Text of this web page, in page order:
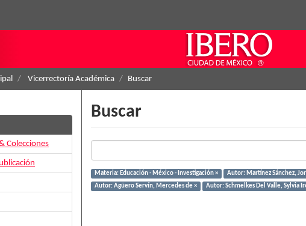
Vicerrectoría Académica Buscar
Buscar
Materia: Educación - México - Investigación × Autor: Martínez Sánchez,
Autor: Agüero Servín, Mercedes de ×
Autor: Schmelkes Del Valle, Sylvia
Colecciones